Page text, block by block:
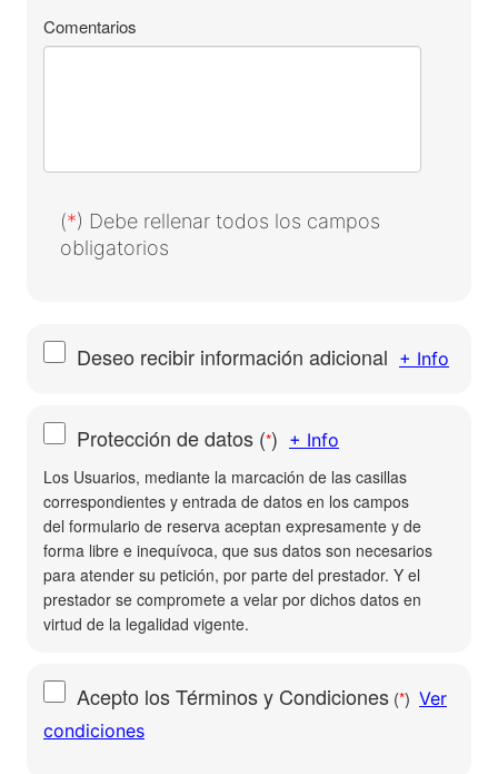
Comentarios
(*) Debe rellenar todos los campos
obligatorios
Deseo recibir información adicional + Info
Protección de datos (*) + Info
Los Usuarios, mediante la marcación de las casillas
correspondientes y entrada de datos en los campos
del formulario de reserva aceptan expresamente y de
forma libre e inequívoca, que sus datos son necesarios
para atender su petición, por parte del prestador. Y el
prestador se compromete a velar por dichos datos en
virtud de la legalidad vigente.
Acepto los Términos y Condiciones (*) Ver
condiciones